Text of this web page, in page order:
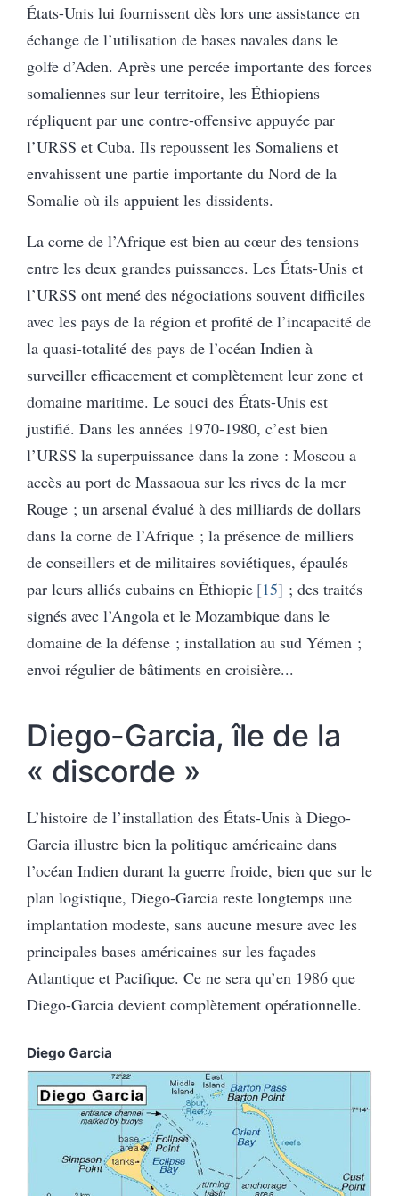
États-Unis lui fournissent dès lors une assistance en
échange de l’utilisation de bases navales dans le
golfe d’Aden. Après une percée importante des forces
somaliennes sur leur territoire, les Éthiopiens
répliquent par une contre-offensive appuyée par
l’URSS et Cuba. Ils repoussent les Somaliens et
envahissent une partie importante du Nord de la
Somalie où ils appuient les dissidents.
La corne de l’Afrique est bien au cœur des tensions
entre les deux grandes puissances. Les États-Unis et
l’URSS ont mené des négociations souvent difficiles
avec les pays de la région et profité de l’incapacité de
la quasi-totalité des pays de l’océan Indien à
surveiller efficacement et complètement leur zone et
domaine maritime. Le souci des États-Unis est
justifié. Dans les années 1970-1980, c’est bien
l’URSS la superpuissance dans la zone : Moscou a
accès au port de Massaoua sur les rives de la mer
Rouge ; un arsenal évalué à des milliards de dollars
dans la corne de l’Afrique ; la présence de milliers
de conseillers et de militaires soviétiques, épaulés
par leurs alliés cubains en Éthiopie 15 ; des traités
signés avec l’Angola et le Mozambique dans le
domaine de la défense ; installation au sud Yémen ;
envoi régulier de bâtiments en croisière...
Diego-Garcia, île de la
« discorde »
L’histoire de l’installation des États-Unis à Diego-
Garcia illustre bien la politique américaine dans
l’océan Indien durant la guerre froide, bien que sur le
plan logistique, Diego-Garcia reste longtemps une
implantation modeste, sans aucune mesure avec les
principales bases américaines sur les façades
Atlantique et Pacifique. Ce ne sera qu’en 1986 que
Diego-Garcia devient complètement opérationnelle.
Diego Garcia